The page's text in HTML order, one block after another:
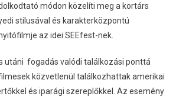
módon közelíti meg a kortárs
stílusával és karakterközpontú
az idei SEEfest-nek.
utáni fogadás valódi találkozási ponttá
közvetlenül találkozhattak amerikai
és iparági szereplőkkel. Az esemény